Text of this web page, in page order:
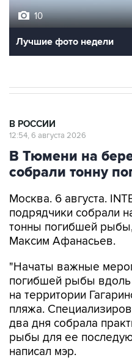
10
Лучшие фото недели
В РОССИИ
12:54, 6 августа 2026
В Тюмени на
собрали тонну
Москва. 6 августа.
подрядчики собрали
тонны погибшей
Максим Афанасьев.
"Начаты важные
погибшей рыбы вдоль
на территории
пляжа.
два дня собрала
рыбы для ее
написал мэр.